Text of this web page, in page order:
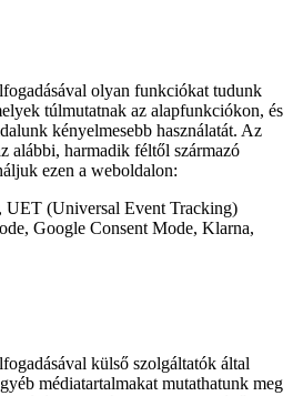
olyan funkciókat tudunk
túlmutatnak az alapfunkciókon, és
kényelmesebb használatát. Az
alábbi, harmadik féltől származó
ezen a weboldalon:
UET (Universal Event Tracking)
Google Consent Mode, Klarna,
külső szolgáltatók által
médiatartalmakat mutathatunk meg